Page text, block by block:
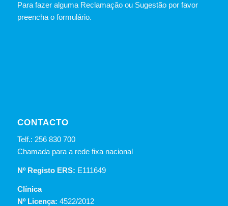
Para fazer alguma Reclamação ou Sugestão por favor
preencha o formulário.
CONTACTO
Telf.: 256 830 700
Chamada para a rede fixa nacional
Nº Registo ERS: E111649
Clínica
Nº Licença: 4522/2012